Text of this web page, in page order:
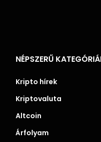
NÉPSZERŰ
Kripto hírek
Kriptovaluta
Altcoin
Árfolyam